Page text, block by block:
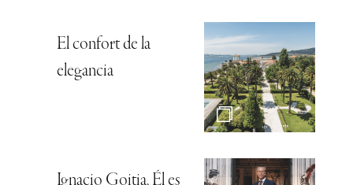
El confort de la
elegancia